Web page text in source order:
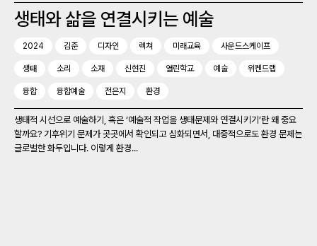
생태와 삶을 연결시키는 예술
2024 김준 디자인 렉쳐 미래교육 사운드스케이프
생태 소리 소재 신현진 열린학교 예술 위켄드랩
융합 융합예술 전은지 환경
생태적 시선으로 예술하기, 혹은 ‘예술적 작업을 생태문제와 연결시키기’란 왜 중요
할까요? 기후위기 문제가 곳곳에서 확인되고 심화되면서, 대중적으로도 환경 문제는
글로벌한 화두입니다. 이렇게 환경...